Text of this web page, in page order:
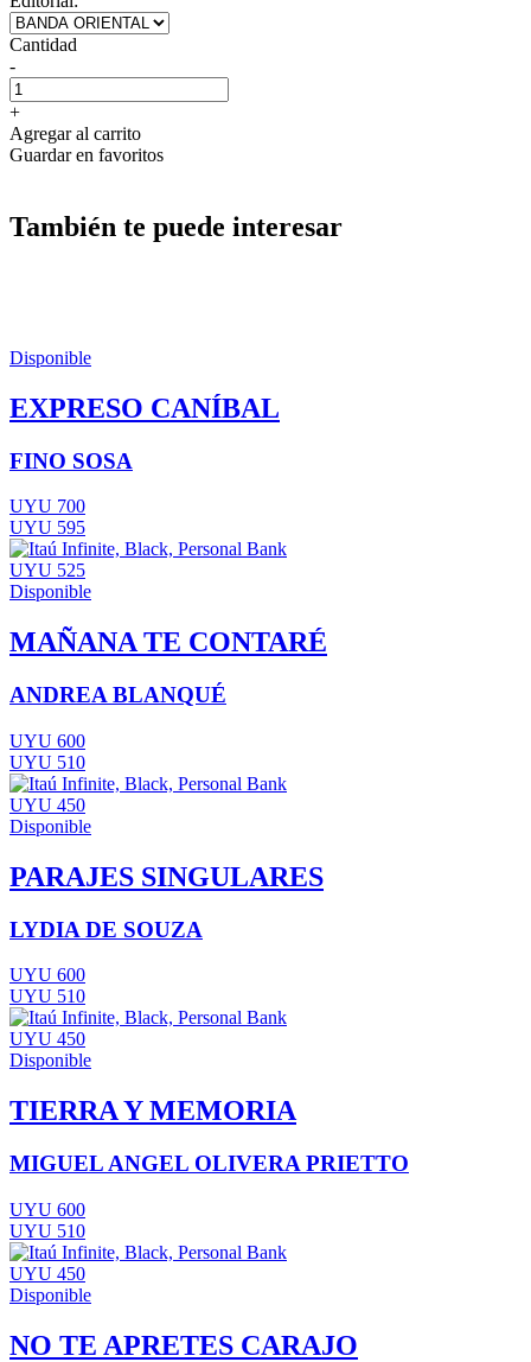
Cantidad
-
+
Agregar al carrito
Guardar en favoritos
También te puede interesar
Disponible
EXPRESO CANÍBAL
FINO SOSA
UYU 700
UYU 595
UYU 525
Disponible
MAÑANA TE CONTARÉ
ANDREA BLANQUÉ
UYU 600
UYU 510
UYU 450
Disponible
PARAJES SINGULARES
LYDIA DE SOUZA
UYU 600
UYU 510
UYU 450
Disponible
TIERRA Y MEMORIA
MIGUEL ANGEL OLIVERA PRIETTO
UYU 600
UYU 510
UYU 450
Disponible
NO TE APRETES CARAJO